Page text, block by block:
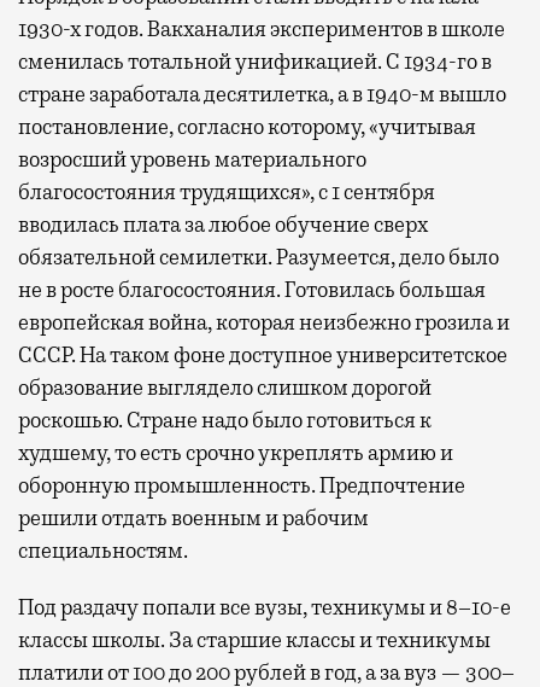
1930-х годов. Вакханалия экспериментов в школе
сменилась тотальной унификацией. С 1934-го в
стране заработала десятилетка, а в 1940-м вышло
постановление, согласно которому, «учитывая
возросший уровень материального
благосостояния трудящихся», с 1 сентября
вводилась плата за любое обучение сверх
обязательной семилетки. Разумеется, дело было
не в росте благосостояния. Готовилась большая
европейская война, которая неизбежно грозила и
СССР. На таком фоне доступное университетское
образование выглядело слишком дорогой
роскошью. Стране надо было готовиться к
худшему, то есть срочно укреплять армию и
оборонную промышленность. Предпочтение
решили отдать военным и рабочим
специальностям.
Под раздачу попали все вузы, техникумы и 8–10-е
классы школы. За старшие классы и техникумы
платили от 100 до 200 рублей в год, а за вуз — 300–